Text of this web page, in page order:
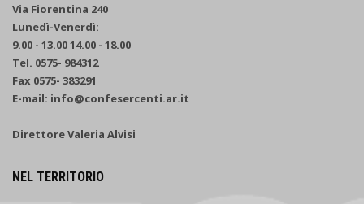
Via Fiorentina 240
Lunedì-Venerdì:
9.00 - 13.00 14.00 - 18.00
Tel. 0575- 984312
Fax 0575- 383291
E-mail: info@confesercenti.ar.it
Direttore Valeria Alvisi
NEL TERRITORIO